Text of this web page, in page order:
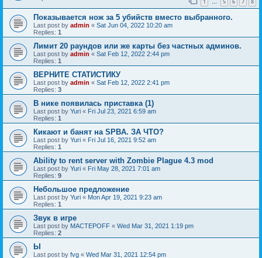
…
Показывается нож за 5 убийств вместо выбранного.
Last post by admin « Sat Jun 04, 2022 10:20 am
Replies: 1
Лимит 20 раундов или же карты без частных админов.
Last post by admin « Sat Feb 12, 2022 2:44 pm
Replies: 1
ВЕРНИТЕ СТАТИСТИКУ
Last post by admin « Sat Feb 12, 2022 2:41 pm
Replies: 3
В нике появилась приставка (1)
Last post by Yuri « Fri Jul 23, 2021 6:59 am
Replies: 1
Кикают и банят на SPBA. ЗА ЧТО?
Last post by Yuri « Fri Jul 16, 2021 9:52 am
Replies: 1
Ability to rent server with Zombie Plague 4.3 mod
Last post by Yuri « Fri May 28, 2021 7:01 am
Replies: 9
Небольшое предложение
Last post by Yuri « Mon Apr 19, 2021 9:23 am
Replies: 1
Звук в игре
Last post by MACTEPOFF « Wed Mar 31, 2021 1:19 pm
Replies: 2
Ы
Last post by fvg « Wed Mar 31, 2021 12:54 pm